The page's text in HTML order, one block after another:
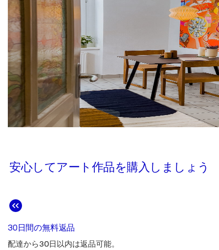
安心してアート作品を購入しましょう
30日間の無料返品
配達から30日以内は返品可能。